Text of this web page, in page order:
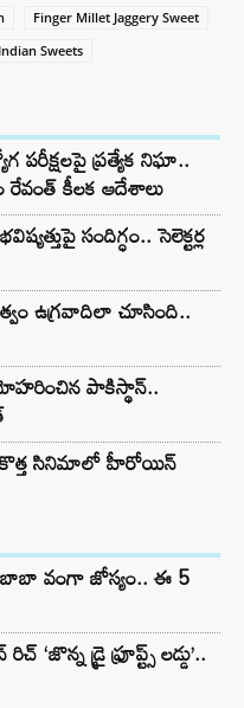
Finger Millet Jaggery Sweet
Sweets
పరీక్షలపై ప్రత్యేక నిఘా..
కీలక ఆదేశాలు
సందిగ్ధం.. సెలెక్టర్ల
ఉగ్రవాదిలా చూసింది..
మోహరించిన పాకిస్థాన్..
కొత్త సినిమాలో హీరోయిన్
బాబా వంగా జోస్యం.. ఈ 5
డ్రై ఫ్రూప్ట్స్ లడ్డు’..